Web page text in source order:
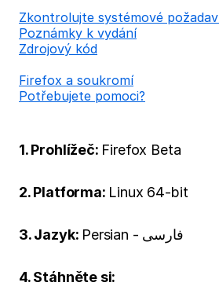
Zkontrolujte systémové
Poznámky k vydání
Zdrojový kód
Firefox a soukromí
Potřebujete pomoci?
1. Prohlížeč: Firefox Beta
2. Platforma: Linux 64-bit
3. Jazyk: Persian - فارسی
4. Stáhněte si: